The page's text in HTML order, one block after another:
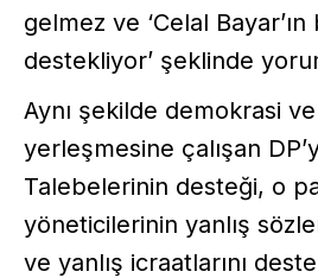
gelmez ve ‘Celal
destekliyor’ şeklinde
Aynı şekilde demokrasi
yerleşmesine çalışan
Talebelerinin desteği, o
yöneticilerinin yanlış
ve yanlış icraatlarını